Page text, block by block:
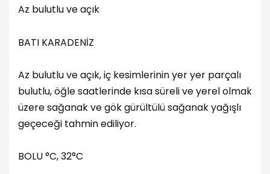
Az bulutlu ve açık
BATI KARADENİZ
Az bulutlu ve açık, iç kesimlerinin yer yer parçalı
bulutlu, öğle saatlerinde kısa süreli ve yerel olmak
üzere sağanak ve gök gürültülü sağanak yağışlı
geçeceği tahmin ediliyor.
BOLU °C, 32°C